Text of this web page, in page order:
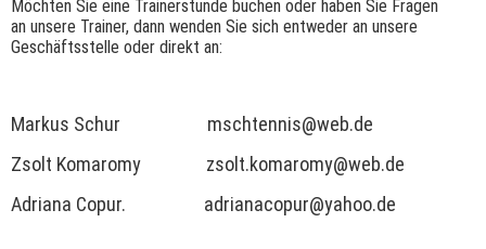
Möchten Sie eine Trainerstunde buchen oder haben Sie Fragen
an unsere Trainer, dann wenden Sie sich entweder an unsere
Geschäftsstelle oder direkt an:
Markus Schur mschtennis@web.de
Zsolt Komaromy zsolt.komaromy@web.de
Adriana Copur. adrianacopur@yahoo.de